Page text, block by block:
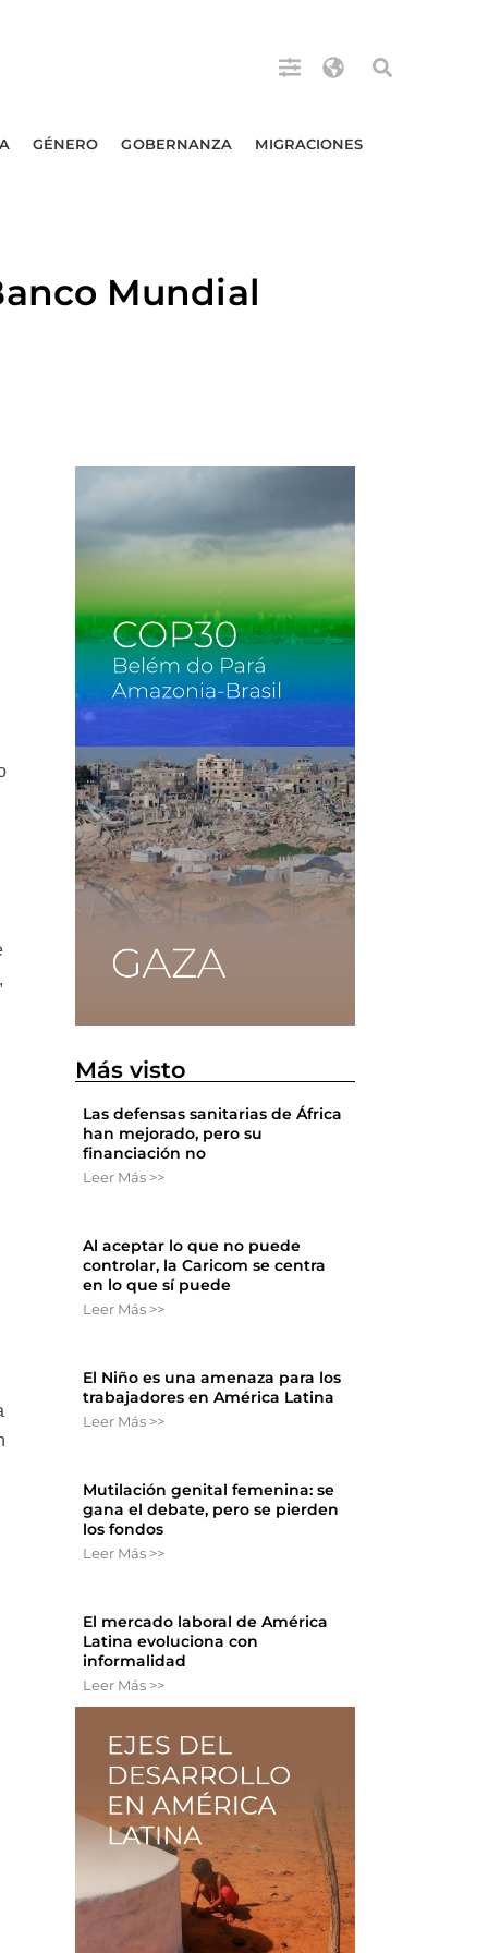
GÉNERO GOBERNANZA MIGRACIONES
Mundial
Más visto
Las defensas sanitarias de África
han mejorado, pero su
financiación no
Leer Más >>
Al aceptar lo que no puede
controlar, la Caricom se centra
en lo que sí puede
Leer Más >>
El Niño es una amenaza para los
trabajadores en América Latina
Leer Más >>
Mutilación genital femenina: se
gana el debate, pero se pierden
los fondos
Leer Más >>
El mercado laboral de América
Latina evoluciona con
informalidad
Leer Más >>